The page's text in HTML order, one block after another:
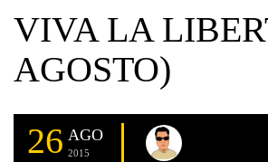
VIVA LA
AGOSTO)
26 AGO
2015